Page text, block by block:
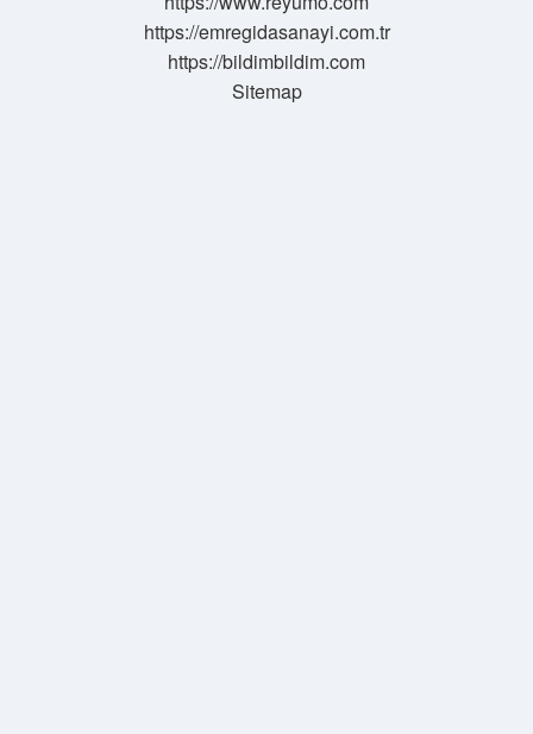
?
https://emregidasanayi.com.tr
https://bildimbildim.com
Sitemap